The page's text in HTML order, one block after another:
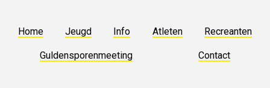
Home Jeugd Info Atleten Recreanten
Guldensporenmeeting Contact